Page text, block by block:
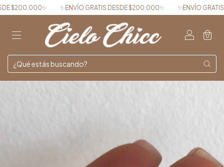
$200.000✨ ✨ENVÍO GRATIS DESDE $200.000✨ ✨ENVÍO GRATIS
0